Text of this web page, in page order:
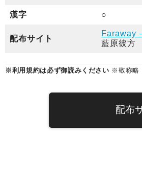
漢字 ○
配布サイト
Faraway
藍原彼方
※利用規約は必ず御読みください ※敬称略
配布